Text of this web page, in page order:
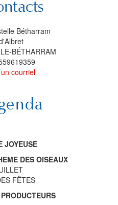
Bétharram
BÉTHARRAM
courriel
JOYEUSE
DES OISEAUX
FÊTES